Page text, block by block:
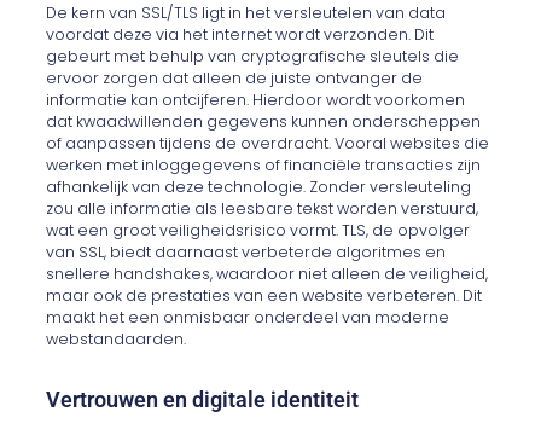
De kern van SSL/TLS ligt in het versleutelen van data
voordat deze via het internet wordt verzonden. Dit
gebeurt met behulp van cryptografische sleutels die
ervoor zorgen dat alleen de juiste ontvanger de
informatie kan ontcijferen. Hierdoor wordt voorkomen
dat kwaadwillenden gegevens kunnen onderscheppen
of aanpassen tijdens de overdracht. Vooral websites die
werken met inloggegevens of financiële transacties zijn
afhankelijk van deze technologie. Zonder versleuteling
zou alle informatie als leesbare tekst worden verstuurd,
wat een groot veiligheidsrisico vormt. TLS, de opvolger
van SSL, biedt daarnaast verbeterde algoritmes en
snellere handshakes, waardoor niet alleen de veiligheid,
maar ook de prestaties van een website verbeteren. Dit
maakt het een onmisbaar onderdeel van moderne
webstandaarden.
Vertrouwen en digitale identiteit